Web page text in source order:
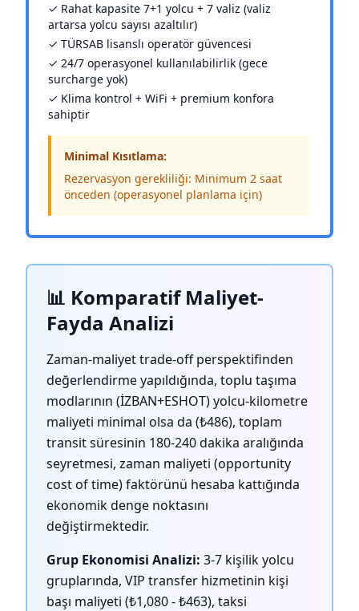
✓ Rahat kapasite 7+1 yolcu + 7 valiz (valiz
artarsa yolcu sayısı azaltılır)
✓ TÜRSAB lisanslı operatör güvencesi
✓ 24/7 operasyonel kullanılabilirlik (gece
surcharge yok)
✓ Klima kontrol + WiFi + premium konfora
sahiptir
Minimal Kısıtlama:
Rezervasyon gerekliliği: Minimum 2 saat
önceden (operasyonel planlama için)
📊 Komparatif Maliyet-
Fayda Analizi
Zaman-maliyet trade-off perspektifinden
değerlendirme yapıldığında, toplu taşıma
modlarının (İZBAN+ESHOT) yolcu-kilometre
maliyeti minimal olsa da (₺486), toplam
transit süresinin 180-240 dakika aralığında
seyretmesi, zaman maliyeti (opportunity
cost of time) faktörünü hesaba kattığında
ekonomik denge noktasını
değiştirmektedir.
Grup Ekonomisi Analizi: 3-7 kişilik yolcu
gruplarında, VIP transfer hizmetinin kişi
başı maliyeti (₺1,080 - ₺463), taksi